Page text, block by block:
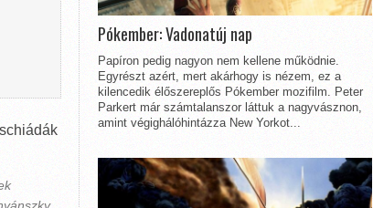
Pókember: Vadonatúj nap
Papíron pedig nagyon nem kellene működnie.
Egyrészt azért, mert akárhogy is nézem, ez a
kilencedik élőszereplős Pókember mozifilm. Peter
Parkert már számtalanszor láttuk a nagyvásznon,
amint végighálóhintázza New Yorkot...